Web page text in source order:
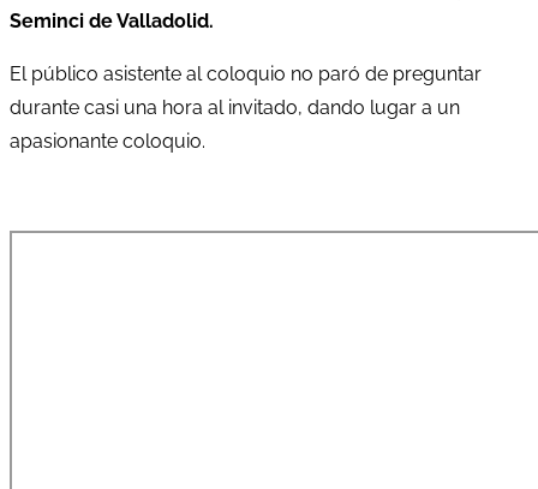
Seminci de Valladolid.
El público asistente al coloquio no paró de preguntar
durante casi una hora al invitado, dando lugar a un
apasionante coloquio.